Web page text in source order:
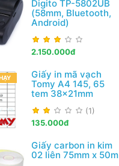
Digito TP-5802UB
(58mm, Bluetooth,
Android)
2.150.000đ
Giấy in mã vạch
Tomy A4 145, 65
tem 38x21mm
(1)
135.000đ
Giấy carbon in kim
02 liên 75mm x 50m